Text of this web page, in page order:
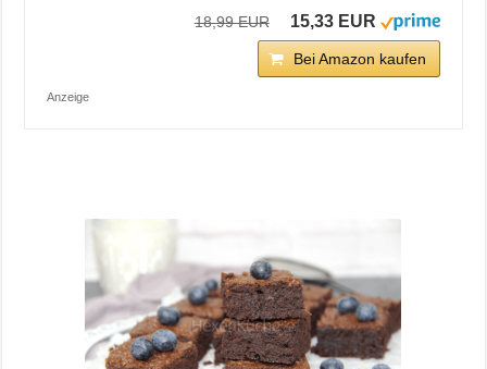
18,99 EUR 15,33 EUR
Bei Amazon kaufen
Anzeige